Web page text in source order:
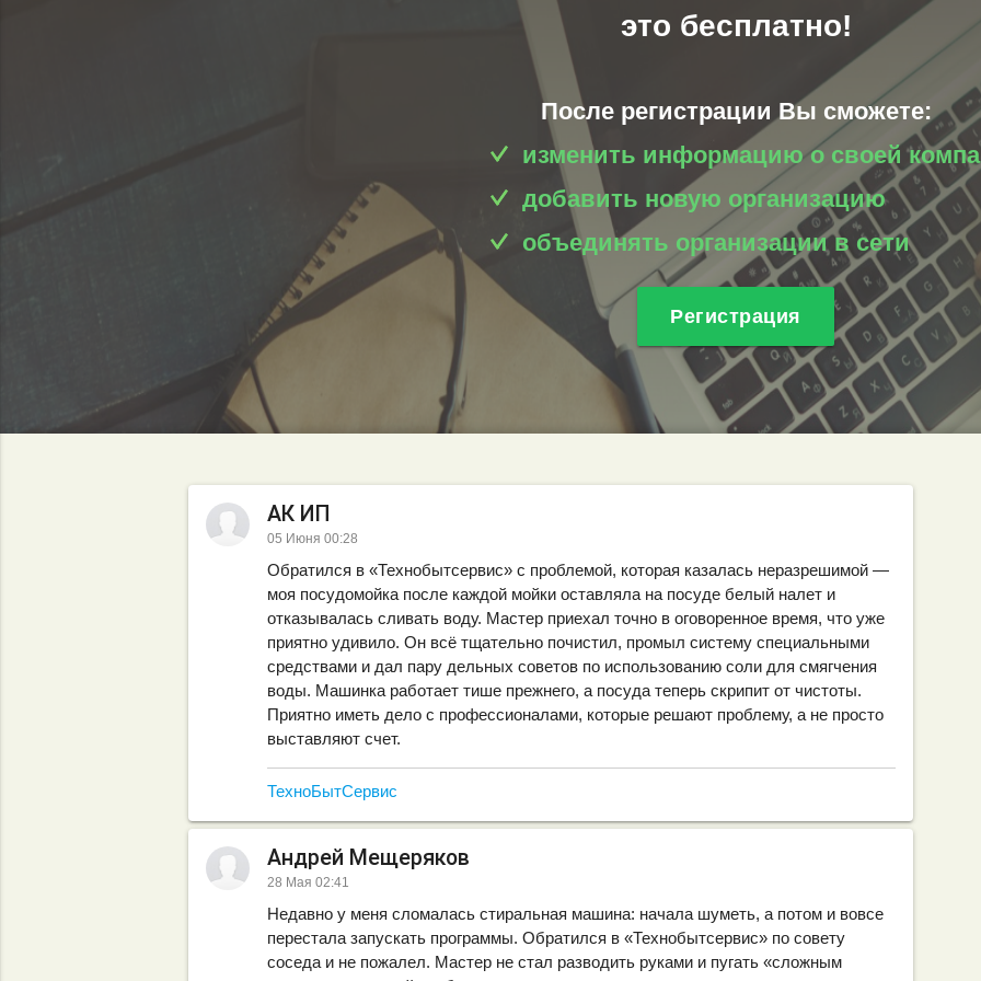
это бесплатно!
После регистрации Вы сможете:
изменить информацию о своей
добавить новую организацию
объединять организации в сети
Регистрация
АК ИП
05 Июня 00:28
Обратился в «Технобытсервис» с проблемой, которая казалась неразрешимой —
моя посудомойка после каждой мойки оставляла на посуде белый налет и
отказывалась сливать воду. Мастер приехал точно в оговоренное время, что уже
приятно удивило. Он всё тщательно почистил, промыл систему специальными
средствами и дал пару дельных советов по использованию соли для смягчения
воды. Машинка работает тише прежнего, а посуда теперь скрипит от чистоты.
Приятно иметь дело с профессионалами, которые решают проблему, а не просто
выставляют счет.
ТехноБытСервис
Андрей Мещеряков
28 Мая 02:41
Недавно у меня сломалась стиральная машина: начала шуметь, а потом и вовсе
перестала запускать программы. Обратился в «Технобытсервис» по совету
соседа и не пожалел. Мастер не стал разводить руками и пугать «сложным